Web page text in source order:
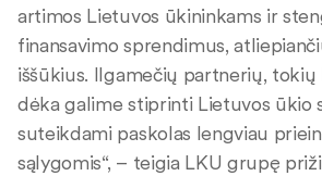
artimos Lietuvos ūkininkams ir
finansavimo sprendimus,
iššūkius. Ilgamečių partnerių, tokių
dėka galime stiprinti Lietuvos ūkio
suteikdami paskolas lengviau
sąlygomis“, – teigia LKU grupę